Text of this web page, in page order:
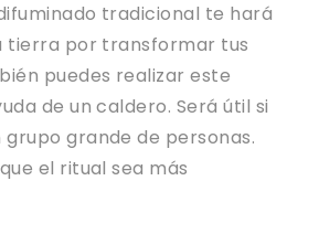
tradicional te hará
tierra por transformar tus
puedes realizar este
de un caldero. Será útil si
grupo grande de personas.
el ritual sea más